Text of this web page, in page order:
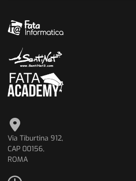
Via Tiburtina 912,
CAP 00156,
ROMA